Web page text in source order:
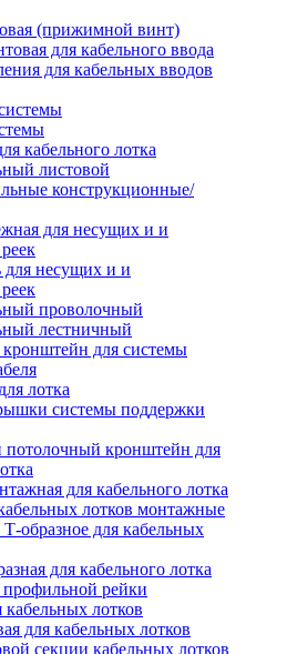
(прижимной винт)
для кабельного ввода
для кабельных вводов
кабельного лотка
листовой
конструкционные/
для несущих и и
для несущих и и
проволочный
лестничный
для системы
лотка
системы поддержки
кронштейн для
для кабельного лотка
лотков монтажные
образное для кабельных
для кабельного лотка
профильной рейки
кабельных лотков
для кабельных лотков
секции кабельных лотков